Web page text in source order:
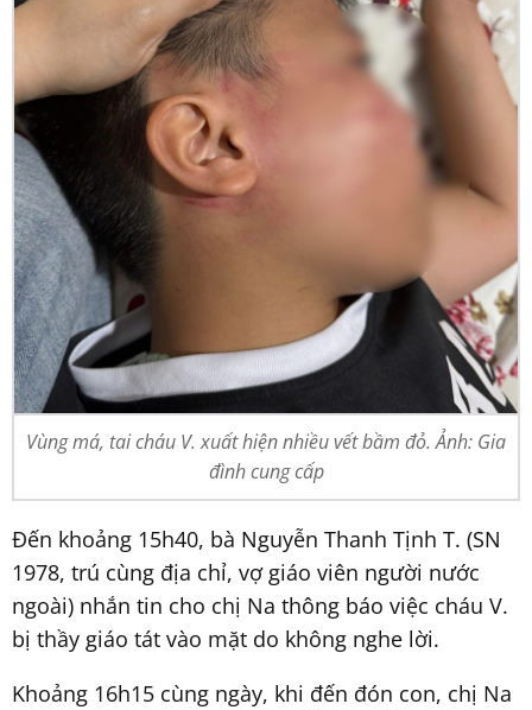
Vùng má, tai cháu V. xuất hiện nhiều vết bầm đỏ. Ảnh: Gia
đình cung cấp
Đến khoảng 15h40, bà Nguyễn Thanh Tịnh T. (SN
1978, trú cùng địa chỉ, vợ giáo viên người nước
ngoài) nhắn tin cho chị Na thông báo việc cháu V.
bị thầy giáo tát vào mặt do không nghe lời.
Khoảng 16h15 cùng ngày, khi đến đón con, chị Na